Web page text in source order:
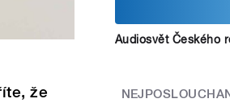
že
Audiosvět Českého